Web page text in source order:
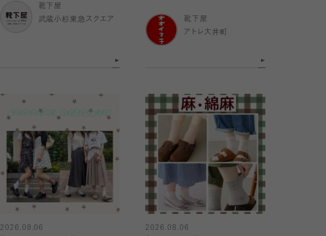
靴下屋
武蔵小杉東急スクエア
靴下屋
アトレ大井町
2026.08.06
2026.08.06